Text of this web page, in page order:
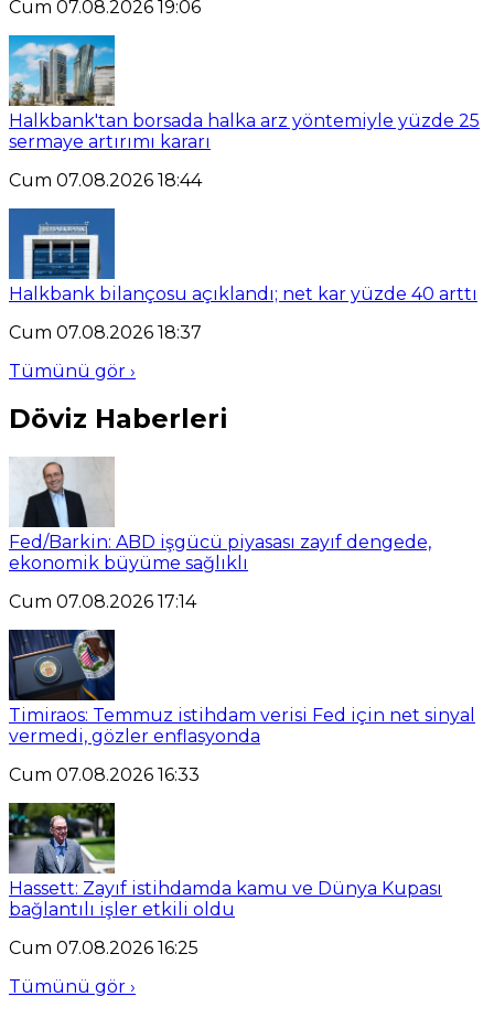
Cum 07.08.2026 19:06
Halkbank'tan borsada halka arz yöntemiyle yüzde 25
sermaye artırımı kararı
Cum 07.08.2026 18:44
Halkbank bilançosu açıklandı; net kar yüzde 40 arttı
Cum 07.08.2026 18:37
Tümünü gör ›
Döviz Haberleri
Fed/Barkin: ABD işgücü piyasası zayıf dengede,
ekonomik büyüme sağlıklı
Cum 07.08.2026 17:14
Timiraos: Temmuz istihdam verisi Fed için net sinyal
vermedi, gözler enflasyonda
Cum 07.08.2026 16:33
Hassett: Zayıf istihdamda kamu ve Dünya Kupası
bağlantılı işler etkili oldu
Cum 07.08.2026 16:25
Tümünü gör ›